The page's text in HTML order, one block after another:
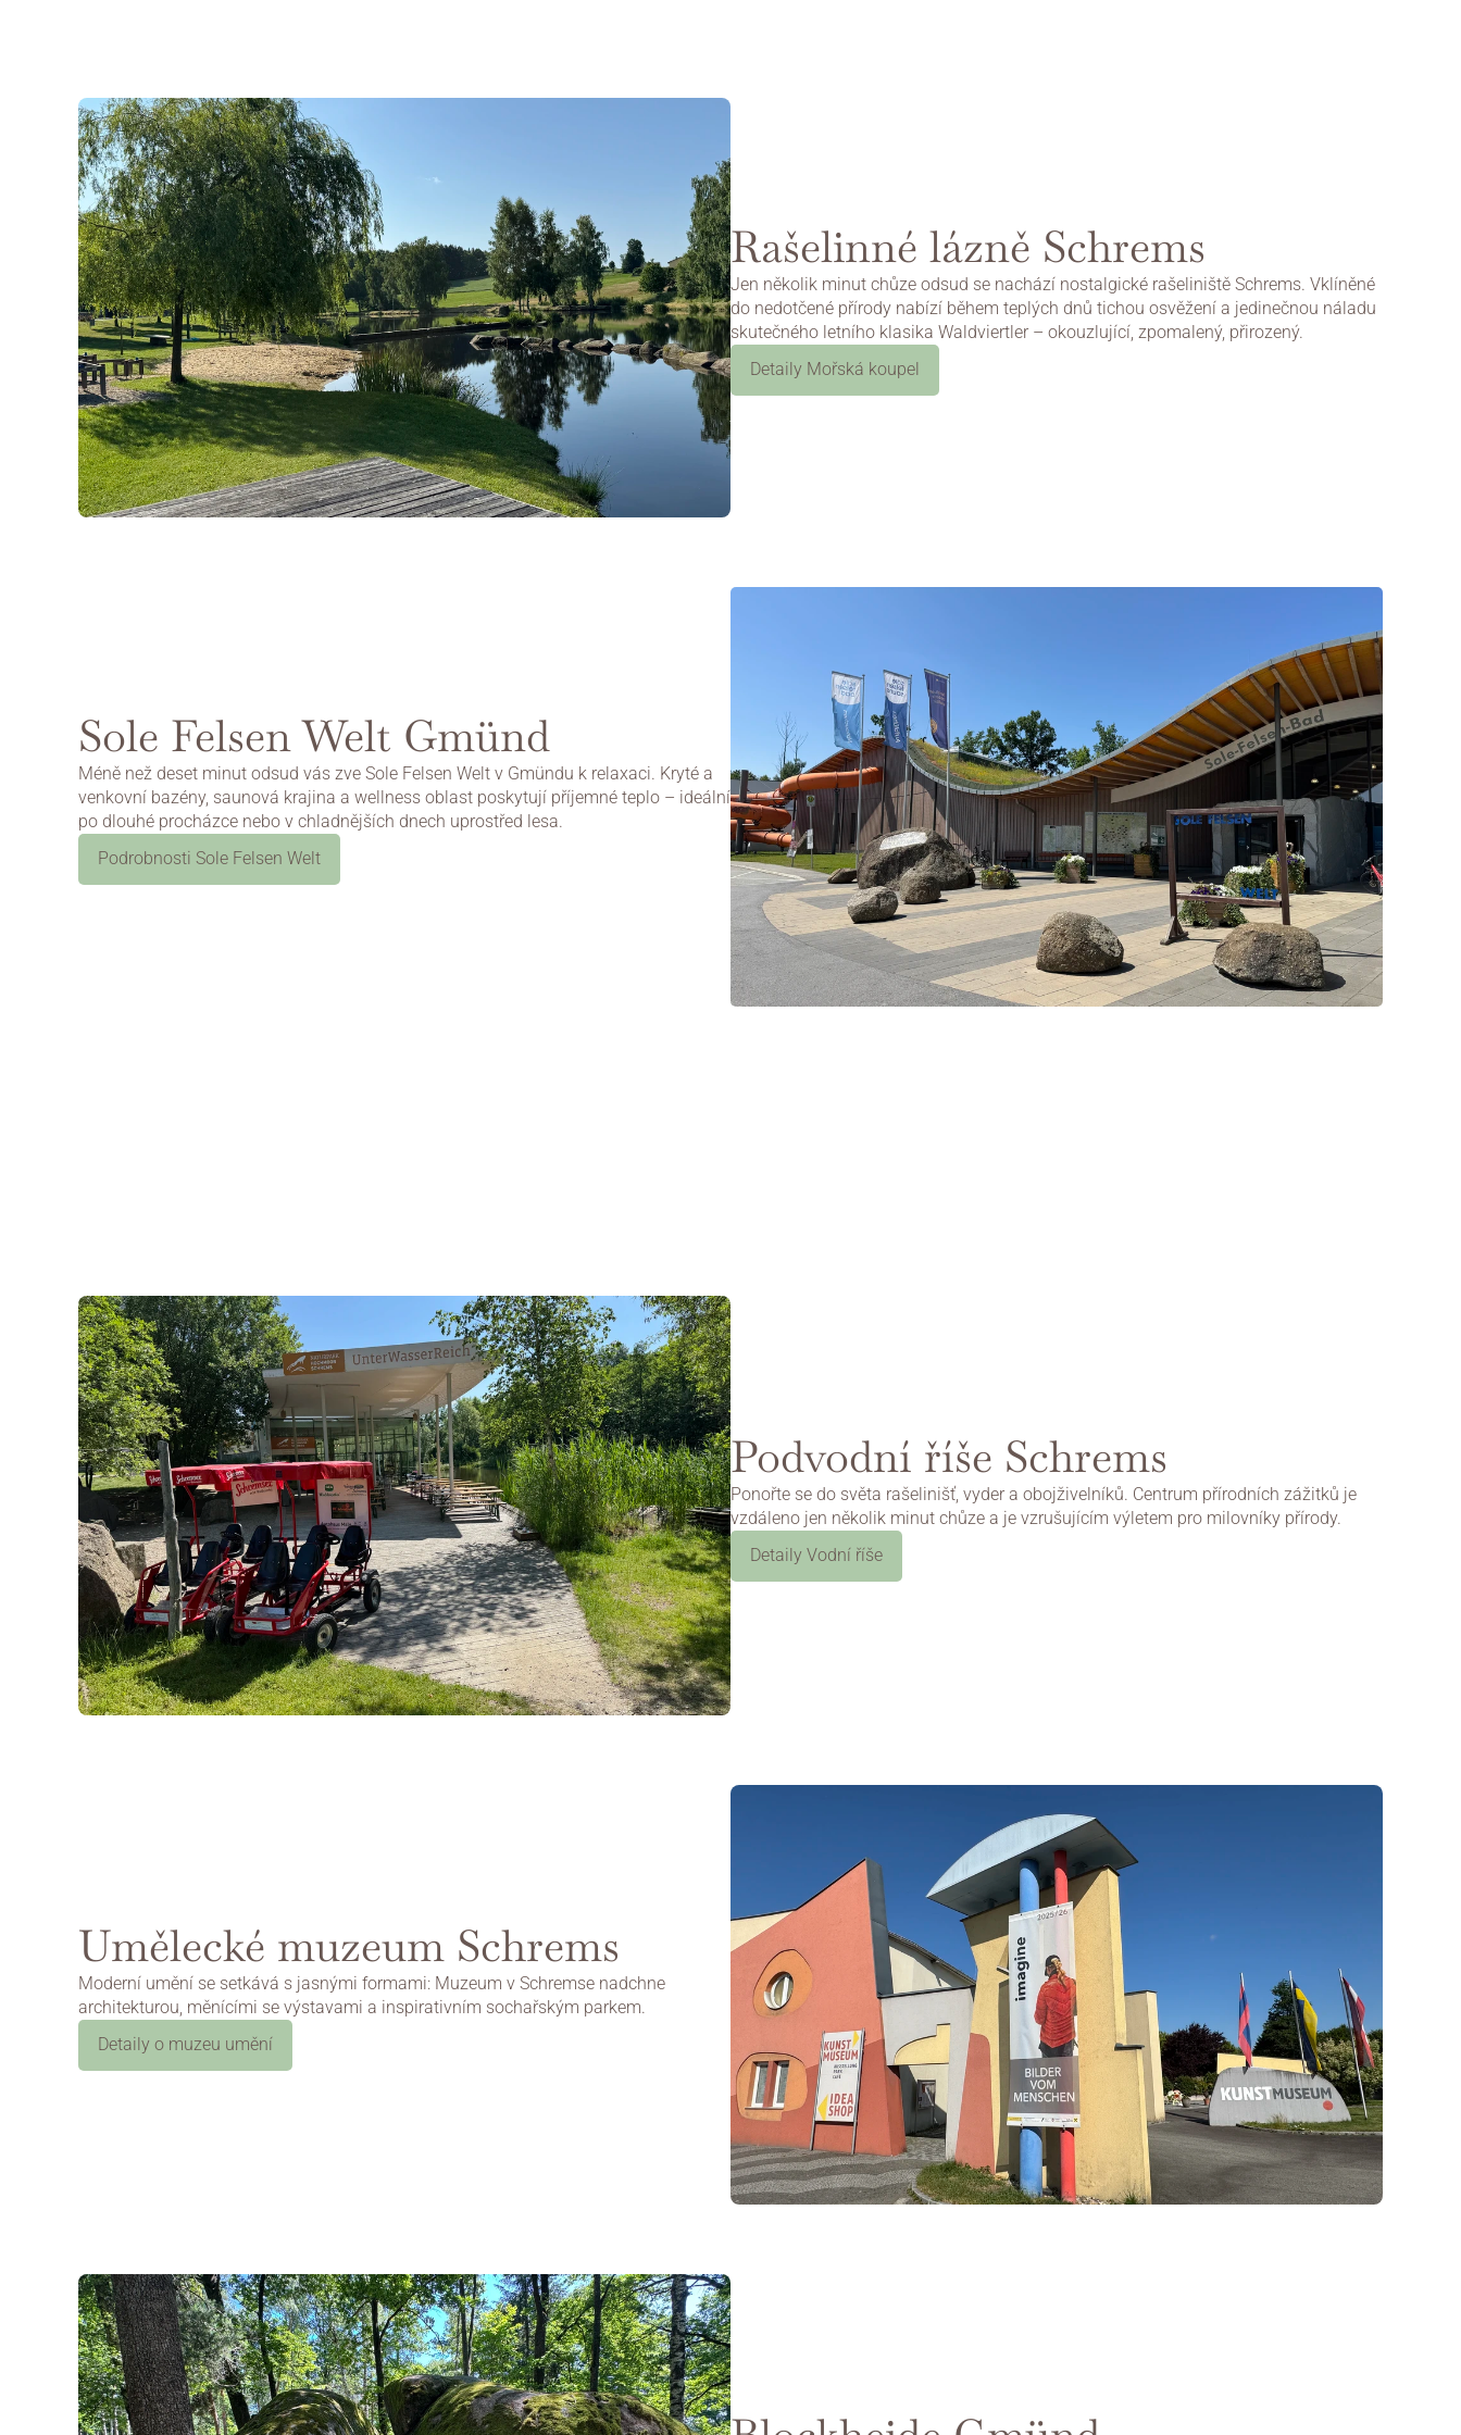
Rašelinné lázně Schrems
Jen několik minut chůze odsud se nachází nostalgické rašeliniště Schrems. Vklíněné
do nedotčené přírody nabízí během teplých dnů tichou osvěžení a jedinečnou náladu
skutečného letního klasika Waldviertler – okouzlující, zpomalený, přirozený.
Detaily Mořská koupel
Na web
Sole Felsen Welt Gmünd
Méně než deset minut odsud vás zve Sole Felsen Welt v Gmündu k relaxaci. Kryté a
venkovní bazény, saunová krajina a wellness oblast poskytují příjemné teplo – ideální
po dlouhé procházce nebo v chladnějších dnech uprostřed lesa.
Podrobnosti Sole Felsen Welt
Na web
Podvodní říše Schrems
Ponořte se do světa rašelinišť, vyder a obojživelníků. Centrum přírodních zážitků je
vzdáleno jen několik minut chůze a je vzrušujícím výletem pro milovníky přírody.
Detaily Vodní říše
Na web
Umělecké muzeum Schrems
Moderní umění se setkává s jasnými formami: Muzeum v Schremse nadchne
architekturou, měnícími se výstavami a inspirativním sochařským parkem.
Detaily o muzeu umění
Na web